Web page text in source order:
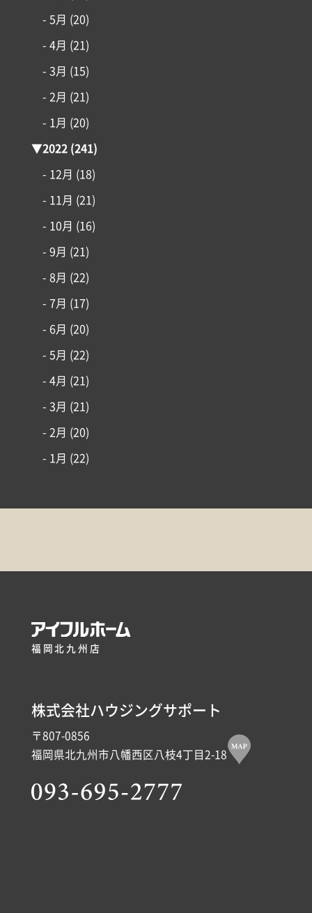
- 5月 (20)
- 4月 (21)
- 3月 (15)
- 2月 (21)
- 1月 (20)
▼2022 (241)
- 12月 (18)
- 11月 (21)
- 10月 (16)
- 9月 (21)
- 8月 (22)
- 7月 (17)
- 6月 (20)
- 5月 (22)
- 4月 (21)
- 3月 (21)
- 2月 (20)
- 1月 (22)
福岡北九州店
株式会社ハウジングサポート
〒807-0856
福岡県北九州市八幡西区八枝4丁目2-18